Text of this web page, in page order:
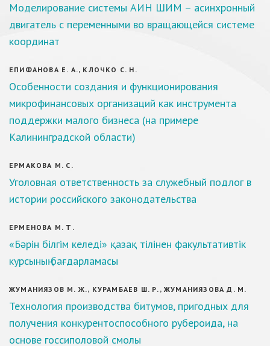
Моделирование системы АИН ШИМ – асинхронный
двигатель с переменными во вращающейся системе
координат
ЕПИФАНОВА Е. А., КЛОЧКО С. Н.
Особенности создания и функционирования
микрофинансовых организаций как инструмента
поддержки малого бизнеса (на примере
Калининградской области)
ЕРМАКОВА М. С.
Уголовная ответственность за служебный подлог в
истории российского законодательства
ЕРМЕНОВА М. Т.
«Бәрін білгім келеді» қазақ тілінен факультативтік
курсының бағдарламасы
ЖУМАНИЯЗОВ М. Ж., КУРАМБАЕВ Ш. Р., ЖУМАНИЯЗОВА Д. М.
Технология производства битумов, пригодных для
получения конкурентоспособного рубероида, на
основе госсиполовой смолы